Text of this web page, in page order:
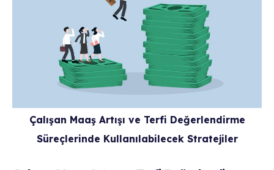
Çalışan Maaş Artışı ve Terfi Değerlendirme
Süreçlerinde Kullanılabilecek Stratejiler